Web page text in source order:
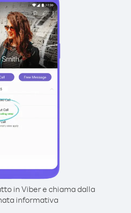
in Viber e chiama dalla
informativa